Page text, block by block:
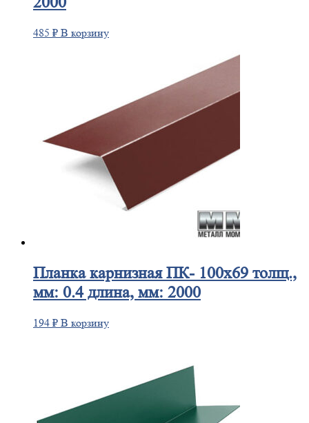
485 ₽ В корзину
Планкакарнизная ПК- 100х69 толщ.,
мм: 0.4 длина, мм: 2000
194 ₽ В корзину